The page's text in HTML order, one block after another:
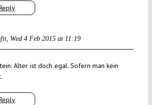
Wed 4 Feb 2015 at 11:19
Alter ist doch egal. Sofern man kein